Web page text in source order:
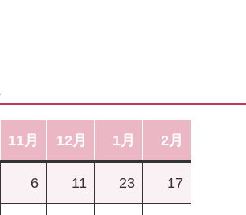
11月 12月 1月 2月
6 11 23 17